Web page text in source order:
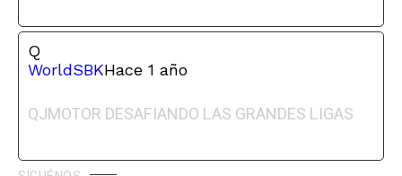
Q
WorldSBKHace 1 año
QJMOTOR DESAFIANDO LAS GRANDES LIGAS